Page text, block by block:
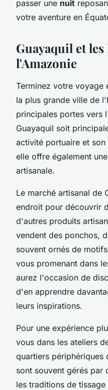
passer une nuit
votre aventure en
Guayaquil et les
l'Amazonie
Terminez votre voyage
la plus grande ville de
principales portes vers
Guayaquil soit
activité portuaire et
elle offre également
artisanale.
Le marché artisanal de
endroit pour découvrir
d'autres produits
vendent des ponchos,
souvent ornés de
vous promenant dans
aurez l'occasion de
d'en apprendre
leurs inspirations.
Pour une expérience
vous dans les ateliers
quartiers périphériques
sont souvent gérés par
les traditions de